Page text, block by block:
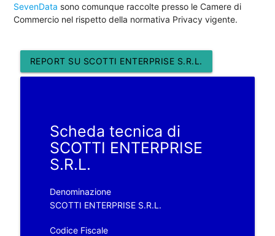
SevenData sono comunque raccolte presso le Camere di
Commercio nel rispetto della normativa Privacy vigente.
REPORT SU SCOTTI ENTERPRISE S.R.L.
Scheda tecnica di
SCOTTI ENTERPRISE
S.R.L.
Denominazione
SCOTTI ENTERPRISE S.R.L.
Codice Fiscale